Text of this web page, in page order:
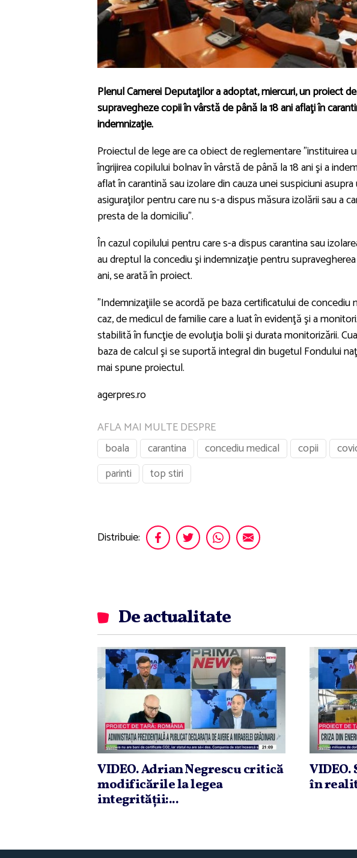
Plenul Camerei Deputaţilor a adoptat, miercuri, un proiect
supravegheze copii în vârstă de până la 18 ani aflaţi în
indemnizaţie.
Proiectul de lege are ca obiect de reglementare "instituirea
îngrijirea copilului bolnav în vârstă de până la 18 ani şi a
aflat în carantină sau izolare din cauza unei suspiciuni
asiguraţilor pentru care nu s-a dispus măsura izolării sau a
presta de la domiciliu".
În cazul copilului pentru care s-a dispus carantina sau
au dreptul la concediu şi indemnizaţie pentru
ani, se arată în proiect.
"Indemnizaţiile se acordă pe baza certificatului de
caz, de medicul de familie care a luat în evidenţă şi a
stabilită în funcţie de evoluţia bolii şi durata monitorizării.
baza de calcul şi se suportă integral din bugetul Fondului
mai spune proiectul.
agerpres.ro
AFLA MAI MULTE DESPRE
boala
carantina concediu medical copii
parinti
top stiri
Distribuie:
De actualitate
VIDEO. Adrian Negrescu critică
modificările la legea
integrităţii:...
VIDEO.
în